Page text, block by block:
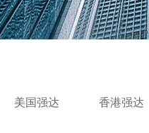
美国强达 香港强达